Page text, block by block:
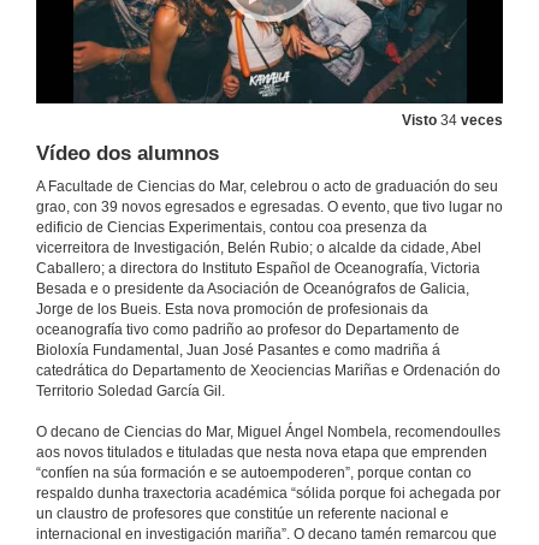
Visto 34 veces
Vídeo dos alumnos
A Facultade de Ciencias do Mar, celebrou o acto de graduación do seu
grao, con 39 novos egresados e egresadas. O evento, que tivo lugar no
edificio de Ciencias Experimentais, contou coa presenza da
vicerreitora de Investigación, Belén Rubio; o alcalde da cidade, Abel
Caballero; a directora do Instituto Español de Oceanografía, Victoria
Besada e o presidente da Asociación de Oceanógrafos de Galicia,
Jorge de los Bueis. Esta nova promoción de profesionais da
oceanografía tivo como padriño ao profesor do Departamento de
Bioloxía Fundamental, Juan José Pasantes e como madriña á
catedrática do Departamento de Xeociencias Mariñas e Ordenación do
Territorio Soledad García Gil.
O decano de Ciencias do Mar, Miguel Ángel Nombela, recomendoulles
aos novos titulados e tituladas que nesta nova etapa que emprenden
“confíen na súa formación e se autoempoderen”, porque contan co
respaldo dunha traxectoria académica “sólida porque foi achegada por
un claustro de profesores que constitúe un referente nacional e
internacional en investigación mariña”. O decano tamén remarcou que
Acto Completo
7 de xuño de 2019
Actuación Musical del grupo Ventoleira
7 de xuño de 2019